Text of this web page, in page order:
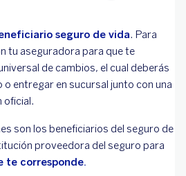
seguro de vida. Para
tu aseguradora para que te
de cambios, el cual deberás
entregar en sucursal junto con una
oficial.
son los beneficiarios del seguro de
proveedora del seguro para
te corresponde.